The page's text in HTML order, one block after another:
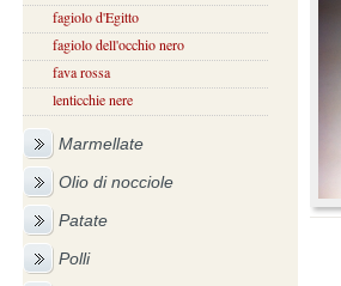
fagiolo d'Egitto
fagiolo dell'occhio nero
fava rossa
lenticchie nere
Marmellate
Olio di nocciole
Patate
Polli